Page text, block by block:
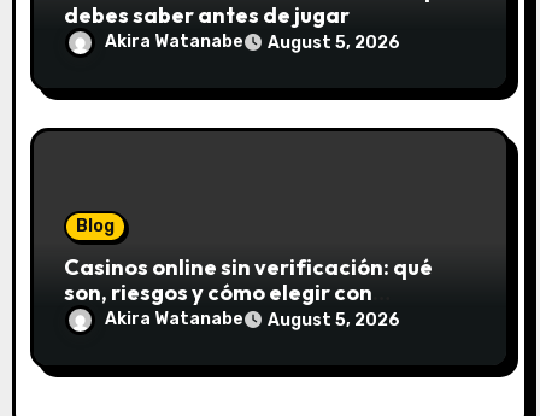
debes saber antes de jugar
Akira Watanabe August 5, 2026
Blog
Casinos online sin verificación: qué
son, riesgos y cómo elegir con
seguridad
Akira Watanabe August 5, 2026